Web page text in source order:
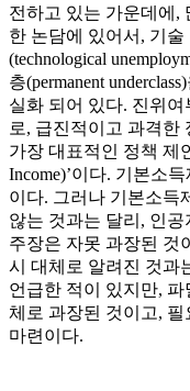
전하고 있는 가운데에,
한 논담에 있어서, 기
(technological
층(permanent
실화 되어 있다. 진위여
로, 급진적이고 과격한
가장 대표적인 정책 제
Income)’이다. 기본소
이다. 그러나 기본소득
않는 것과는 달리, 인
주장은 자못 과장된 것
시 대체로 알려진 것과
언급한 적이 있지만,
체로 과장된 것이고, 필
마련이다.